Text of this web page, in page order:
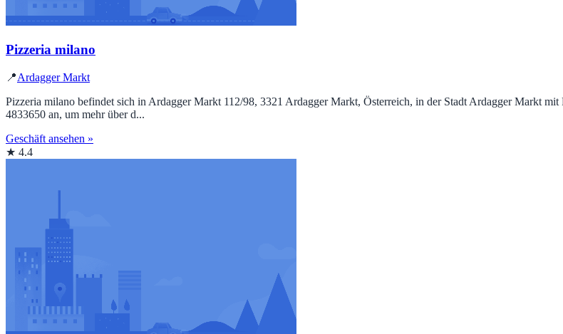
Pizzeria milano
📍Ardagger Markt
Pizzeria milano befindet sich in Ardagger Markt 112/98, 3321 Ardagger Markt, Österreich, in der Stadt Ardagger Markt
4833650 an, um mehr über d...
Geschäft ansehen »
★ 4.4